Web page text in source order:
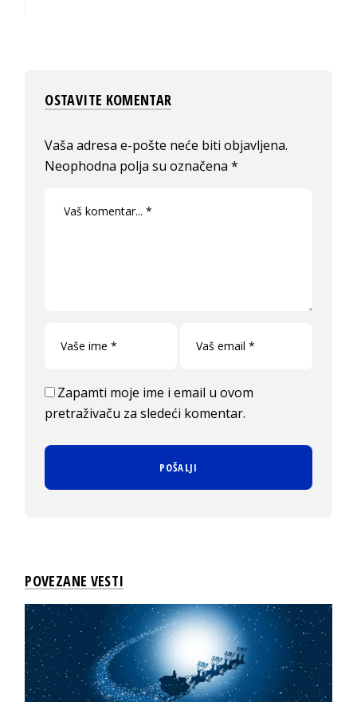
OSTAVITE KOMENTAR
Vaša adresa e-pošte neće biti objavljena.
Neophodna polja su označena*
Zapamti moje ime i email u ovom
pretraživaču za sledeći komentar.
POVEZANE VESTI